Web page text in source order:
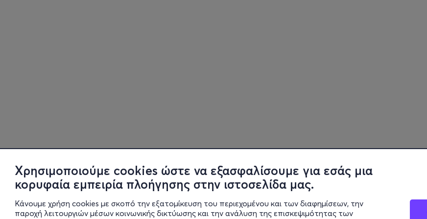
Χρησιμοποιούμε cookies ώστε να εξασφαλίσουμε για εσάς μια
κορυφαία εμπειρία πλοήγησης στην ιστοσελίδα μας.
Κάνουμε χρήση cookies με σκοπό την εξατομίκευση του περιεχομένου και των διαφημίσεων, την
παροχή λειτουργιών μέσων κοινωνικής δικτύωσης και την ανάλυση της επισκεψιμότητας των